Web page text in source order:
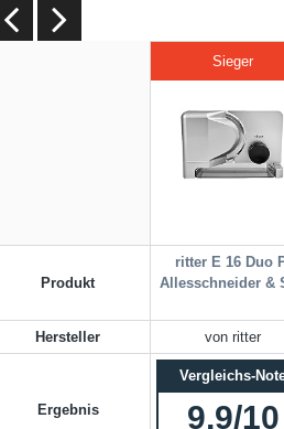
Sieger
Produkt
ritter E 16 Duo
Allesschneider &
Hersteller von ritter
Ergebnis
Vergleichs-
9,9/10